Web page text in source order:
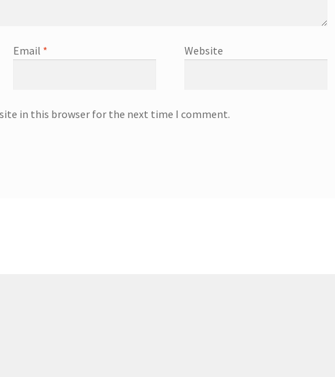
Email * Website
in this browser for the next time I comment.